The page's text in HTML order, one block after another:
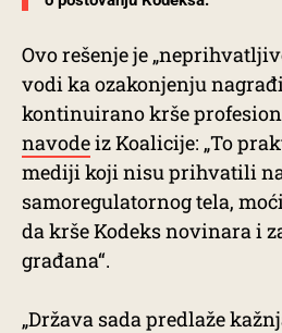
Ovo rešenje je
vodi ka ozakonjenju
kontinuirano krše
navodeiz Koalicije: „To
mediji koji nisu prihvatili
samoregulatornog tela,
da krše Kodeks novinara i
građana“.
„Država sada predlaže